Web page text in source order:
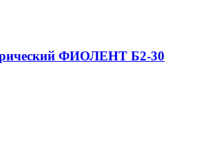
ФИОЛЕНТ Б2-30